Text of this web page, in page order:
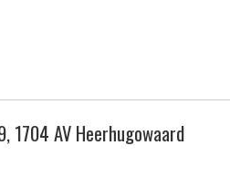
1704 AV Heerhugowaard